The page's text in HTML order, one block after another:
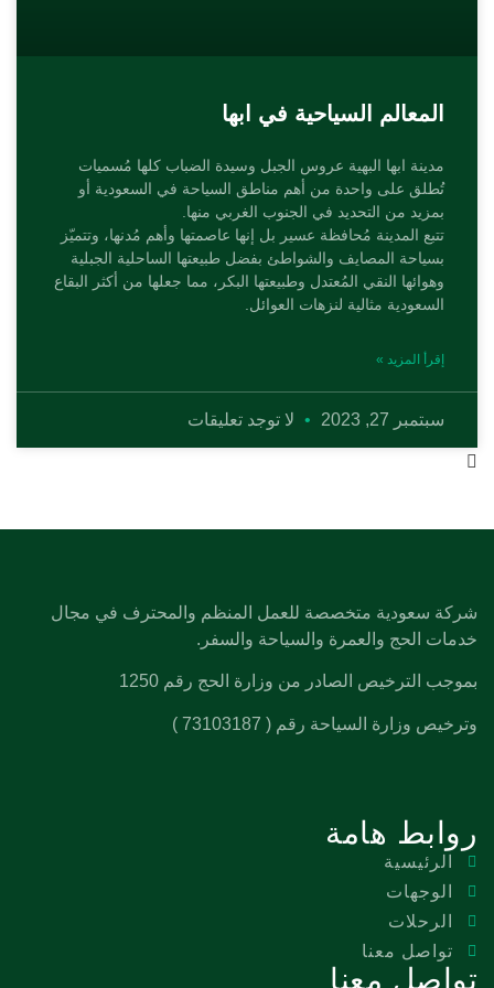
المعالم السياحية في ابها
مدينة ابها البهية عروس الجبل وسيدة الضباب كلها مُسميات
تُطلق على واحدة من أهم مناطق السياحة في السعودية أو
بمزيد من التحديد في الجنوب الغربي منها.
تتبع المدينة مُحافظة عسير بل إنها عاصمتها وأهم مُدنها، وتتميّز
بسياحة المصايف والشواطئ بفضل طبيعتها الساحلية الجبلية
وهوائها النقي المُعتدل وطبيعتها البكر، مما جعلها من أكثر البقاع
السعودية مثالية لنزهات العوائل.
إقرأ المزيد »
سبتمبر 27, 2023 لا توجد تعليقات
شركة سعودية متخصصة للعمل المنظم والمحترف في مجال
خدمات الحج والعمرة والسياحة والسفر.
بموجب الترخيص الصادر من وزارة الحج رقم 1250
وترخيص وزارة السياحة رقم ( 73103187 )
روابط هامة
الرئيسية
الوجهات
الرحلات
تواصل معنا
تواصل معنا